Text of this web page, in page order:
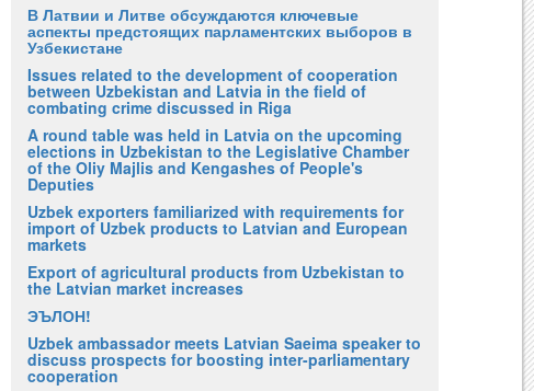
В Латвии и Литве обсуждаются ключевые
аспекты предстоящих парламентских выборов в
Узбекистане
Issues related to the development of cooperation
between Uzbekistan and Latvia in the field of
combating crime discussed in Riga
A round table was held in Latvia on the upcoming
elections in Uzbekistan to the Legislative Chamber
of the Oliy Majlis and Kengashes of People's
Deputies
Uzbek exporters familiarized with requirements for
import of Uzbek products to Latvian and European
markets
Export of agricultural products from Uzbekistan to
the Latvian market increases
ЭЪЛОН!
Uzbek ambassador meets Latvian Saeima speaker to
discuss prospects for boosting inter-parliamentary
cooperation